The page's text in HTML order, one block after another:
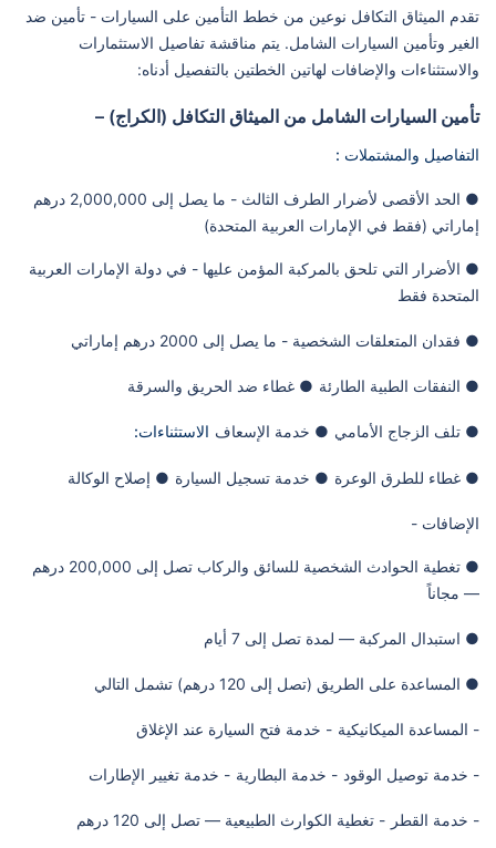
تقدم الميثاق التكافل نوعين من خطط التأمين على السيارات - تأمين ضد
الغير وتأمين السيارات الشامل. يتم مناقشة تفاصيل الاستثمارات
والاستثناءات والإضافات لهاتين الخطتين بالتفصيل أدناه:
تأمين السيارات الشامل من الميثاق التكافل (الكراج) –
التفاصيل والمشتملات :
● الحد الأقصى لأضرار الطرف الثالث - ما يصل إلى 2,000,000 درهم
إماراتي (فقط في الإمارات العربية المتحدة)
● الأضرار التي تلحق بالمركبة المؤمن عليها - في دولة الإمارات العربية
المتحدة فقط
● فقدان المتعلقات الشخصية - ما يصل إلى 2000 درهم إماراتي
● النفقات الطبية الطارئة ● غطاء ضد الحريق والسرقة
● تلف الزجاج الأمامي ● خدمة الإسعاف الاستثناءات:
● غطاء للطرق الوعرة ● خدمة تسجيل السيارة ● إصلاح الوكالة
الإضافات -
● تغطية الحوادث الشخصية للسائق والركاب تصل إلى 200,000 درهم
— مجاناً
● استبدال المركبة — لمدة تصل إلى 7 أيام
● المساعدة على الطريق (تصل إلى 120 درهم) تشمل التالي
- المساعدة الميكانيكية - خدمة فتح السيارة عند الإغلاق
- خدمة توصيل الوقود - خدمة البطارية - خدمة تغيير الإطارات
- خدمة القطر - تغطية الكوارث الطبيعية — تصل إلى 120 درهم